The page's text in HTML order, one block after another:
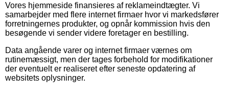
Vores hjemmeside finansieres af reklameindtægter. Vi
samarbejder med flere internet firmaer hvor vi markedsfører
forretningernes produkter, og opnår kommission hvis den
besøgende vi sender videre foretager en bestilling.
Data angående varer og internet firmaer værnes om
rutinemæssigt, men der tages forbehold for modifikationer
der eventuelt er realiseret efter seneste opdatering af
websitets oplysninger.